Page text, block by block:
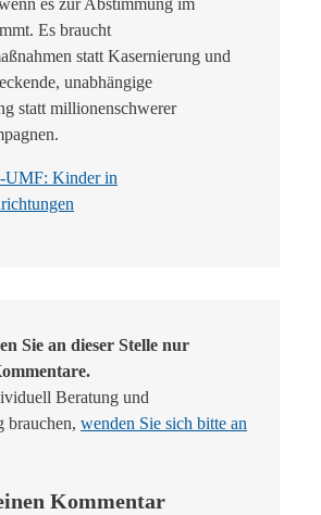
es zur Abstimmung im
Es braucht
statt Kasernierung und
unabhängige
statt millionenschwerer
UMF: Kinder in
Sie an dieser Stelle nur
Beratung und
brauchen, wenden Sie sich bitte an
Kommentar